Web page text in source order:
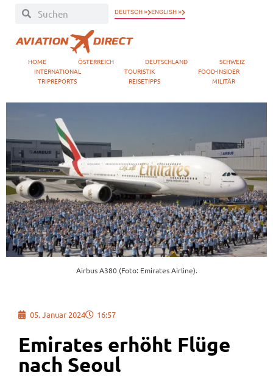
DEUTSCH » ENGLISH »
HOME ÖSTERREICH DEUTSCHLAND
SCHWEIZ
INTERNATIONAL
TOURISTIK
FOOD-INSIDER
TRIPREPORTS
REISETIPPS MILITÄR
Airbus A380 (Foto: Emirates Airline).
05. Januar 2024 16:57
Emirates erhöht Flüge
nach Seoul